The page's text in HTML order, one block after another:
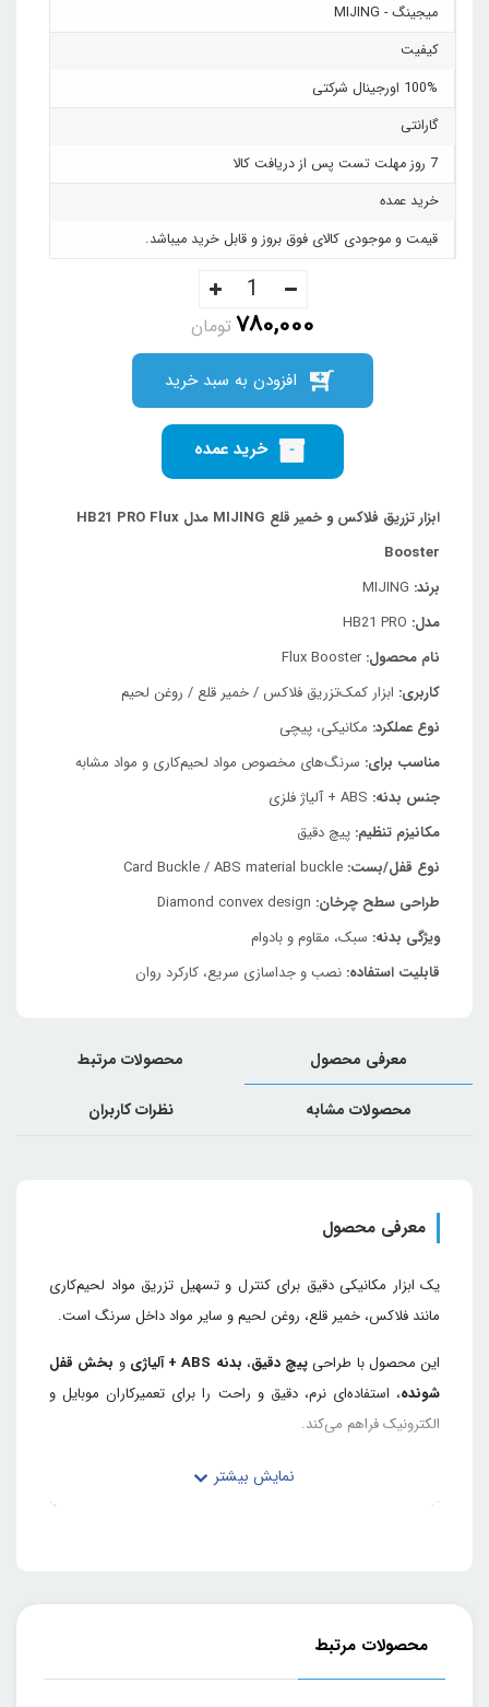
میجینگ - MIJING
کیفیت
100% اورجینال شرکتی
گارانتی
7 روز مهلت تست پس از دریافت کالا
خرید عمده
قیمت و موجودی کالای فوق بروز و قابل خرید میباشد.
780,000تومان
افزودن به سبد خرید
خرید عمده
ابزار تزریق فلاکس و خمیر قلع MIJING مدل HB21 PRO Flux
Booster
برند:
مدل:
نام محصول:Flux Booster
کاربری: ابزار کمک‌تزریق فلاکس / خمیر قلع / روغن لحیم
نوع عملکرد: مکانیکی، پیچی
مناسب برای: سرنگ‌های مخصوص مواد لحیم‌کاری و مواد مشابه
جنس بدنه:
مکانیزم تنظیم: پیچ دقیق
نوع قفل/بست:
طراحی سطح چرخان:
ویژگی بدنه: سبک، مقاوم و بادوام
قابلیت استفاده: نصب و جداسازی سریع، کارکرد روان
معرفی محصول محصولات مرتبط
محصولات مشابه نظرات کاربران
معرفی محصول
یک ابزار مکانیکی دقیق برای کنترل و تسهیل تزریق مواد لحیم‌کاری
مانند فلاکس، خمیر قلع، روغن لحیم و سایر مواد داخل سرنگ است.
این محصول با طراحیپیچ دقیق، بدنه ABS + آلیاژی و بخش قفل
شونده، استفاده‌ای نرم، دقیق و راحت را برای تعمیرکاران موبایل و
الکترونیک فراهم می‌کند.
سبک‌تر از مدل‌های قبلی باعث می‌شود حمل و استفاده از آن
آسان‌تر باشد. همچنین وجود سطح
یا
این ابزار برای کسانی که به تزریق دقیق مواد در فرآیندهای تعمیرات
الکترونیک نیاز دارند، گزینه‌ای کاربردی و حرفه‌ای محسوب می‌شود.
عملکرد
محصولات مرتبط